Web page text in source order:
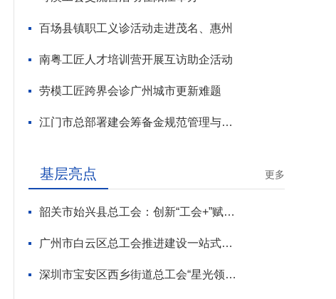
百场县镇职工义诊活动走进茂名、惠州
南粤工匠人才培训营开展互访助企活动
劳模工匠跨界会诊广州城市更新难题
江门市总部署建会筹备金规范管理与基层工会组建攻坚行动
基层亮点 更多
韶关市始兴县总工会：创新“工会+”赋能模式 为“百千万工程”蓄势添力
广州市白云区总工会推进建设一站式调解平台
深圳市宝安区西乡街道总工会“星光领航”品牌首场活动走进企业